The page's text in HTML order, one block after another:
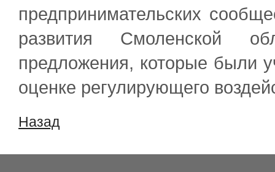
предпринимательских
развития Смоленской
предложения, которые были
оценке регулирующего
Назад